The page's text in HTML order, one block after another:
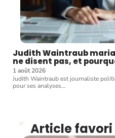
Judith Waintraub
ne disent pas, et
1 août 2026
Judith Waintraub est journaliste
pour ses analyses…
Article favori